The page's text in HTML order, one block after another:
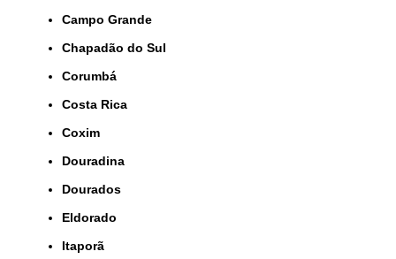
Campo Grande
Chapadão do Sul
Corumbá
Costa Rica
Coxim
Douradina
Dourados
Eldorado
Itaporã